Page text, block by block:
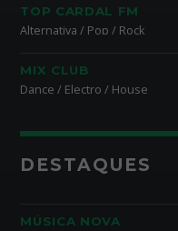
TOP CARDAL FM
Alternativa / Pop / Rock
MIX CLUB
Dance / Electro / House
DESTAQUES
MÚSICA NOVA